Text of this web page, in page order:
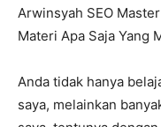
Arwinsyah SEO
Materi Apa Saja Yang
Anda tidak hanya
saya, melainkan